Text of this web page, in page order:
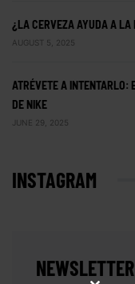
¿LA CERVEZA AYUDA A LA
AUGUST 5, 2025
ATRÉVETE A INTENTARLO:
DE NIKE
JUNE 29, 2025
INSTAGRAM
NEWSLETTER